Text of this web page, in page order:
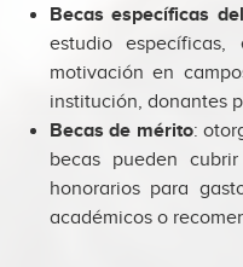
Becas específicas
estudio
motivación en
institución, donantes
Becas de mérito:
becas pueden
honorarios para
académicos o